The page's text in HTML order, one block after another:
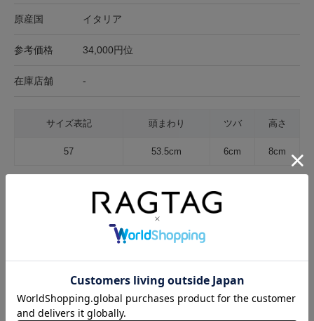
原産国 イタリア
参考価格 34,000円位
在庫店舗 -
サイズ表記 頭まわり ツバ 高さ
57 53.5cm 6cm 8cm
キャンセル・返品について
お買い物時のご利用ガイドはこちら
商品に関する問い合わせ